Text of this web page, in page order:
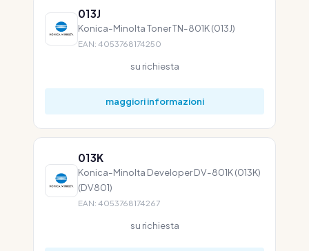
013J
Konica-Minolta Toner TN-801K (013J)
EAN: 4053768174250
su richiesta
maggiori informazioni
013K
Konica-Minolta Developer DV-801K (013K)
(DV801)
EAN: 4053768174267
su richiesta